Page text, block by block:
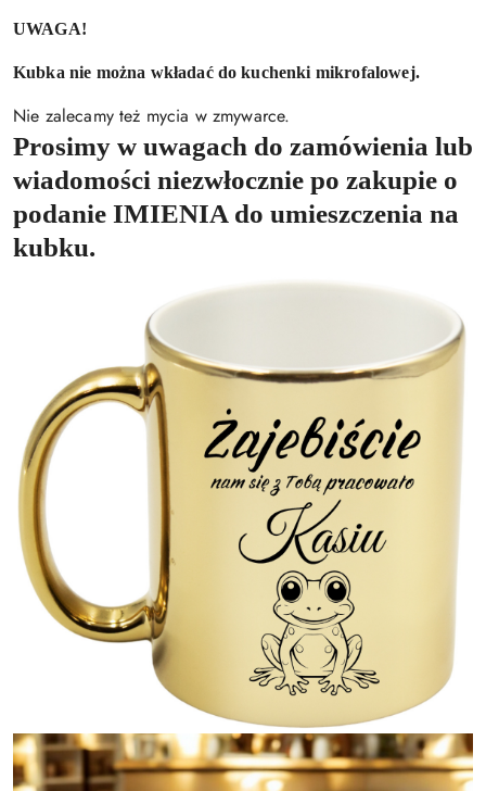
UWAGA!
Kubka nie można wkładać do kuchenki mikrofalowej.
Nie zalecamy też mycia w zmywarce.
Prosimy w uwagach do zamówienia lub
wiadomości niezwłocznie po zakupie o
podanie IMIENIA do umieszczenia na
kubku.